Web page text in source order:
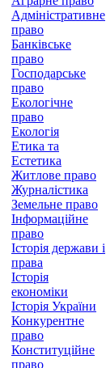
Адміністративне
право
Банківське
право
Господарське
право
Екологічне
право
Екологія
Етика та
Естетика
Житлове право
Журналістика
Земельне право
Інформаційне
право
Історія держави і
права
Історія
економіки
Історія України
Конкурентне
право
Конституційне
право